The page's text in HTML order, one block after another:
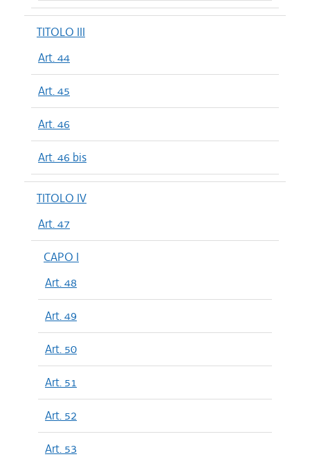
TITOLO III
Art. 44
Art. 45
Art. 46
Art. 46 bis
TITOLO IV
Art. 47
CAPO I
Art. 48
Art. 49
Art. 50
Art. 51
Art. 52
Art. 53